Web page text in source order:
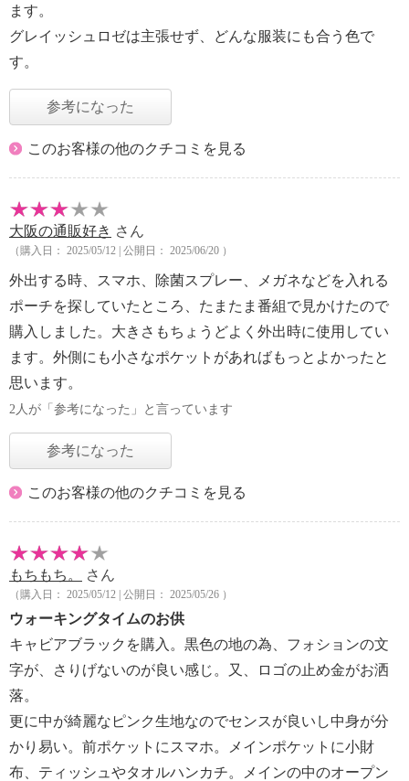
ます。
グレイッシュロゼは主張せず、どんな服装にも合う色で
す。
参考になった
このお客様の他のクチコミを見る
大阪の通販好き さん
（購入日： 2025/05/12 | 公開日： 2025/06/20 ）
外出する時、スマホ、除菌スプレー、メガネなどを入れる
ポーチを探していたところ、たまたま番組で見かけたので
購入しました。大きさもちょうどよく外出時に使用してい
ます。外側にも小さなポケットがあればもっとよかったと
思います。
2人が「参考になった」と言っています
参考になった
このお客様の他のクチコミを見る
もちもち。 さん
（購入日： 2025/05/12 | 公開日： 2025/05/26 ）
ウォーキングタイムのお供
キャビアブラックを購入。黒色の地の為、フォションの文
字が、さりげないのが良い感じ。又、ロゴの止め金がお洒
落。
更に中が綺麗なピンク生地なのでセンスが良いし中身が分
かり易い。前ポケットにスマホ。メインポケットに小財
布、ティッシュやタオルハンカチ。メインの中のオープン